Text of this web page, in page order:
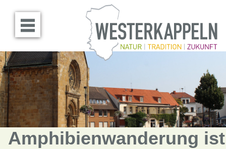
Menü öffnen
Amphibienwanderung ist